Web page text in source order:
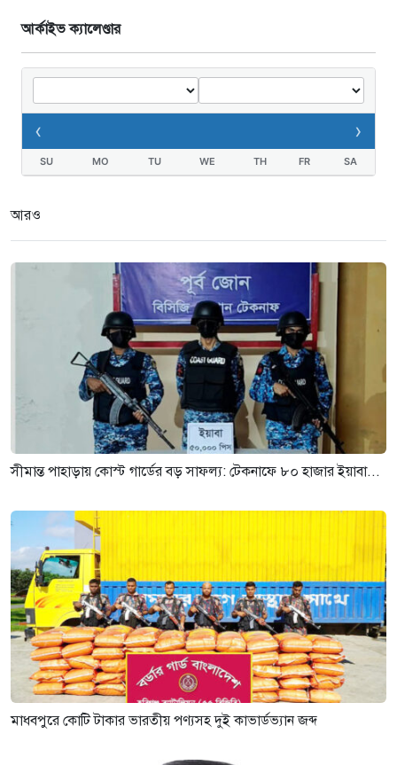
আর্কাইভ ক্যালেণ্ডার
‹ ›
SU MO TU WE TH FR SA
আরও
সীমান্ত পাহাড়ায় কোস্ট গার্ডের বড় সাফল্য: টেকনাফে ৮০ হাজার ইয়াবা...
মাধবপুরে কোটি টাকার ভারতীয় পণ্যসহ দুই কাভার্ডভ্যান জব্দ